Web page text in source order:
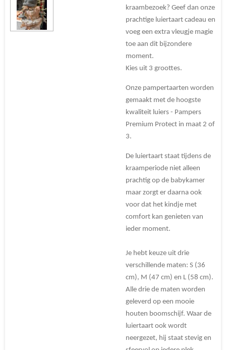
kraambezoek? Geef dan onze
prachtige luiertaart cadeau en
voeg een extra vleugje magie
toe aan dit bijzondere
moment.
Kies uit 3 groottes.
Onze pampertaarten worden
gemaakt met de hoogste
kwaliteit luiers - Pampers
Premium Protect in maat 2 of
3.
De luiertaart staat tijdens de
kraamperiode niet alleen
prachtig op de babykamer
maar zorgt er daarna ook
voor dat het kindje met
comfort kan genieten van
ieder moment.
Je hebt keuze uit drie
verschillende maten: S (36
cm), M (47 cm) en L (58 cm).
Alle drie de maten worden
geleverd op een mooie
houten boomschijf. Waar de
luiertaart ook wordt
neergezet, hij staat stevig en